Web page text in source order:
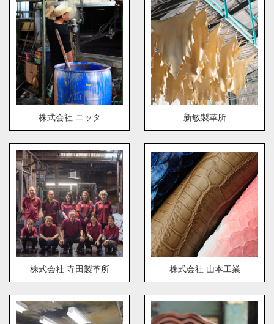
株式会社 ニッタ 新敏製革所
株式会社 寺田製革所 株式会社 山本工業